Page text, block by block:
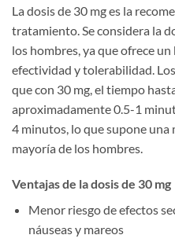
La dosis de 30 mg es la
tratamiento. Se considera la
los hombres, ya que ofrece
efectividad y tolerabilidad.
que con 30 mg, el tiempo
aproximadamente 0.5-1
4 minutos, lo que supone
mayoría de los hombres.
Ventajas de la dosis de 30 mg
Menor riesgo de efectos
náuseas y mareos